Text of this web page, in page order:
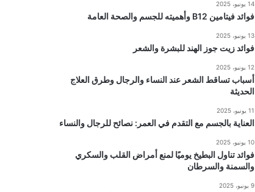
14 يونيو، 2025
فوائد فيتامين B12 وأهميته للجسم والصحة العامة
13 يونيو، 2025
فوائد زيت جوز الهند للبشرة والشعر
12 يونيو، 2025
أسباب تساقط الشعر عند النساء والرجال وطرق العلاج
الحديثة
11 يونيو، 2025
العناية بالجسم مع التقدم في العمر: نصائح للرجال والنساء
10 يونيو، 2025
فوائد تناول البطيخ يوميًا لمنع أمراض القلب والسكري
والسمنة والسرطان
9 يونيو، 2025